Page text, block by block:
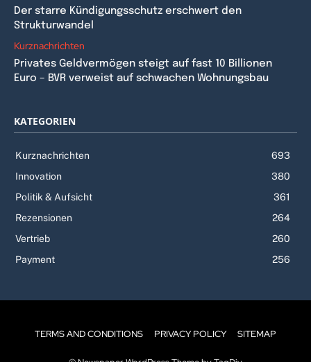
Der starre Kündigungsschutz erschwert den
Strukturwandel
Kurznachrichten
Privates Geldvermögen steigt auf fast 10 Billionen
Euro – BVR verweist auf schwachen Wohnungsbau
KATEGORIEN
Kurznachrichten
693
Innovation
380
Politik & Aufsicht
361
Rezensionen
264
Vertrieb
260
Payment
256
TERMS AND CONDITIONS PRIVACY POLICY SITEMAP